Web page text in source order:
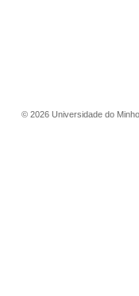
© 2026 Universidade do